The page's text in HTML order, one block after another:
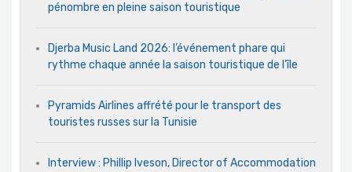
pénombre en pleine saison touristique
Djerba Music Land 2026: l’événement phare qui
rythme chaque année la saison touristique de l’île
Pyramids Airlines affrété pour le transport des
touristes russes sur la Tunisie
Interview : Phillip Iveson, Director of Accommodation